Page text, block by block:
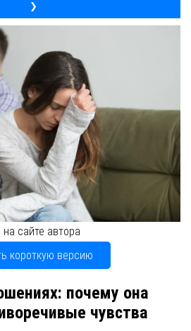
❯
сайте автора
короткую версию
почему она
чувства